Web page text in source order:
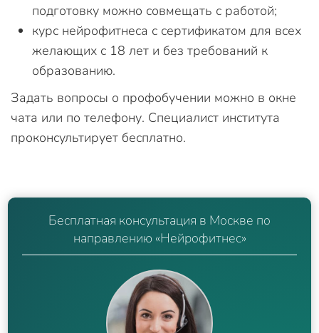
подготовку можно совмещать с работой;
курс нейрофитнеса с сертификатом для всех
желающих с 18 лет и без требований к
образованию.
Задать вопросы о профобучении можно в окне
чата или по телефону. Специалист института
проконсультирует бесплатно.
Бесплатная консультация в Москве по
направлению «Нейрофитнес»